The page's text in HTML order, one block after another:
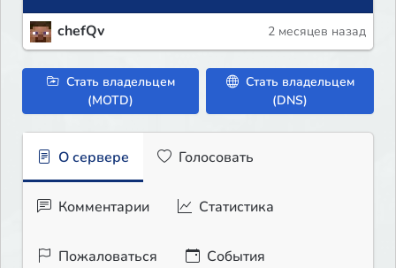
chefQv 2 месяцев назад
Стать владельцем
(MOTD)
Стать владельцем
(DNS)
О сервере Голосовать
Комментарии Статистика
Пожаловаться События